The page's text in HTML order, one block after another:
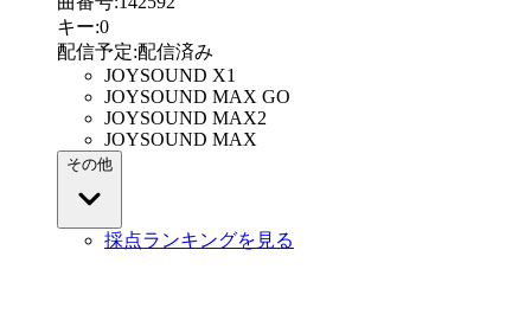
キー:0
配信予定:配信済み
JOYSOUND X1
JOYSOUND MAX GO
JOYSOUND MAX2
JOYSOUND MAX
その他
採点ランキングを見る